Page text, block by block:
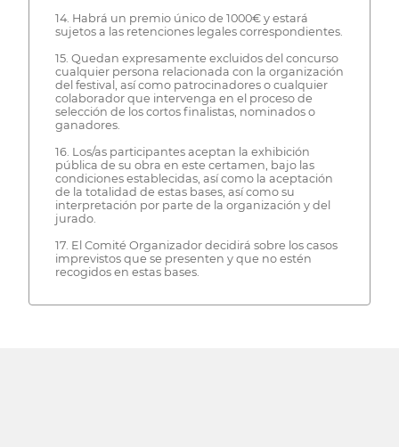
14. Habrá un premio único de 1000€ y estará
sujetos a las retenciones legales correspondientes.
15. Quedan expresamente excluidos del concurso
cualquier persona relacionada con la organización
del festival, así como patrocinadores o cualquier
colaborador que intervenga en el proceso de
selección de los cortos finalistas, nominados o
ganadores.
16. Los/as participantes aceptan la exhibición
pública de su obra en este certamen, bajo las
condiciones establecidas, así como la aceptación
de la totalidad de estas bases, así como su
interpretación por parte de la organización y del
jurado.
17. El Comité Organizador decidirá sobre los casos
imprevistos que se presenten y que no estén
recogidos en estas bases.